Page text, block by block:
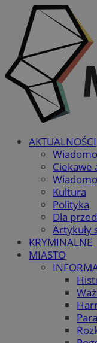
AKTUALNOŚCI
Ciekawe
Kultura
Polityka
Dla
Artykuły
KRYMINALNE
MIASTO